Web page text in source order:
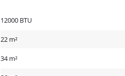
12000 BTU
22 m²
34 m²